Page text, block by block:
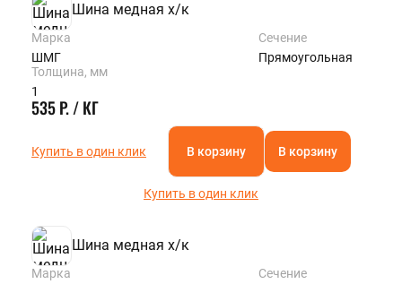
Шина медная х/к
Марка
ШМГ
Сечение
Прямоугольная
Толщина, мм
1
535 Р. / КГ
Купить в один клик В корзину В корзину
Купить в один клик
Шина медная х/к
Марка
Сечение